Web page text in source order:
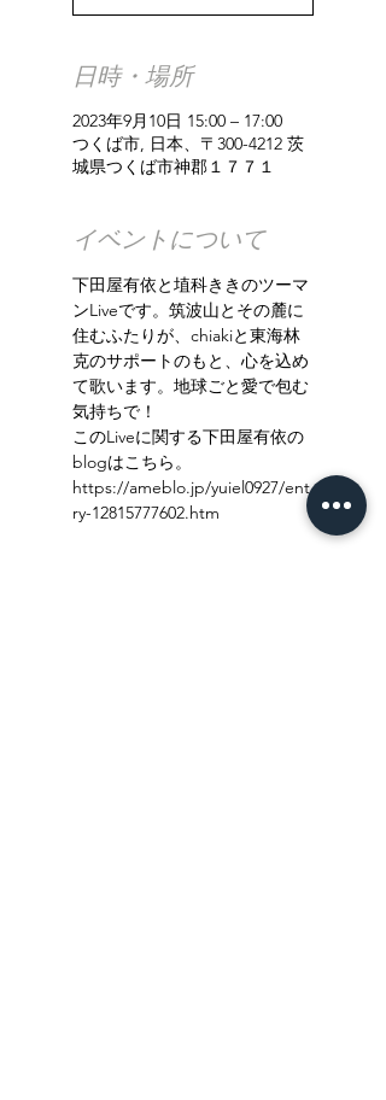
日時・場所
2023年9月10日 15:00 – 17:00
つくば市, 日本、〒300-4212 茨
城県つくば市神郡１７７１
イベントについて
下田屋有依と埴科ききのツーマ
ンLiveです。筑波山とその麓に
住むふたりが、chiakiと東海林
克のサポートのもと、心を込め
て歌います。地球ごと愛で包む
気持ちで！
このLiveに関する下田屋有依の
blogはこちら。
https://ameblo.jp/yuiel0927/ent
ry-12815777602.htm